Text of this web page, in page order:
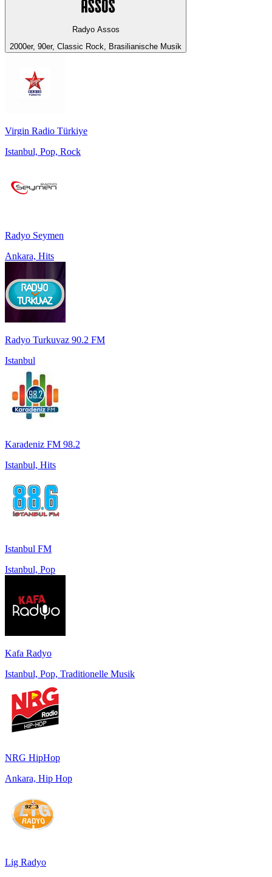
Radyo Assos
2000er, 90er, Classic Rock, Brasilianische Musik
Virgin Radio Türkiye
Istanbul, Pop, Rock
Radyo Seymen
Ankara, Hits
Radyo Turkuvaz 90.2 FM
Istanbul
Karadeniz FM 98.2
Istanbul, Hits
Istanbul FM
Istanbul, Pop
Kafa Radyo
Istanbul, Pop, Traditionelle Musik
NRG HipHop
Ankara, Hip Hop
Lig Radyo